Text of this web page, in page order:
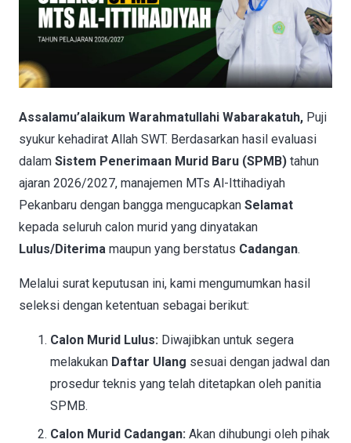
Assalamu’alaikum Warahmatullahi Wabarakatuh, Puji
syukur kehadirat Allah SWT. Berdasarkan hasil evaluasi
dalam Sistem Penerimaan Murid Baru (SPMB) tahun
ajaran 2026/2027, manajemen MTs Al-Ittihadiyah
Pekanbaru dengan bangga mengucapkan Selamat
kepada seluruh calon murid yang dinyatakan
Lulus/Diterima maupun yang berstatus Cadangan.
Melalui surat keputusan ini, kami mengumumkan hasil
seleksi dengan ketentuan sebagai berikut:
Calon Murid Lulus: Diwajibkan untuk segera
melakukan Daftar Ulang sesuai dengan jadwal dan
prosedur teknis yang telah ditetapkan oleh panitia
SPMB.
Calon Murid Cadangan: Akan dihubungi oleh pihak